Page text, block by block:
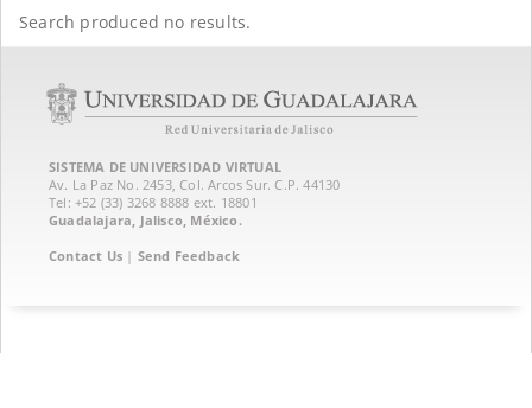
Search produced no results.
SISTEMA DE UNIVERSIDAD VIRTUAL
Av. La Paz No. 2453, Col. Arcos Sur. C.P. 44130
Tel: +52 (33) 3268 8888‏ ext. 18801
Guadalajara, Jalisco, México.
Contact Us | Send Feedback